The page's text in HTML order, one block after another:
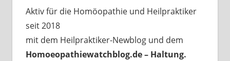
Aktiv für die Homöopathie und Heilpraktiker
seit 2018
mit dem Heilpraktiker-Newblog und dem
Homoeopathiewatchblog.de – Haltung.